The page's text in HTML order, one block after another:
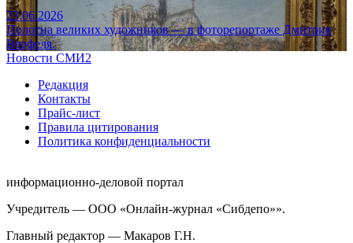
23.06.2026
Полотна великих художников — в фоторепортаже Дмитрия
Верфеля.
Новости СМИ2
Редакция
Контакты
Прайс-лист
Правила цитирования
Политика конфиденциальности
информационно-деловой портал
Учредитель — ООО «Онлайн-журнал «Сибдепо»».
Главный редактор — Макаров Г.Н.